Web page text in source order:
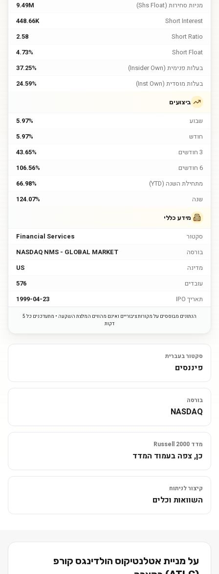
מניות סחירות (Shs Float)
9.49M
Short Interest
448.66K
Short Ratio
2.58
Short Float
4.73%
בעלות פנימית (Insider Own)
37.25%
בעלות מוסדית (Inst Own)
24.59%
ביצועים
שבוע
5.97%
חודש
5.97%
3 חודשים
43.65%
6 חודשים
106.56%
מתחילת השנה (YTD)
66.98%
שנה
124.07%
מידע כללי
סקטור
Financial Services
בורסה
NASDAQ NMS - GLOBAL MARKET
מדינה
US
עובדים
576
תאריך IPO
1999-04-23
הנתונים מבוססים על מקורות ציבוריים ואינם מהווים המלצת השקעה • מתעדכנים כל 5
דקות
סקטור בעברית
פיננסים
בורסה
NASDAQ
מדד Russell 2000
כן, צפה בעמוד המדד
קיצור לניתוח
השוואות וכלים
על מניית אטלנטיקוס הולדינגס קורפ